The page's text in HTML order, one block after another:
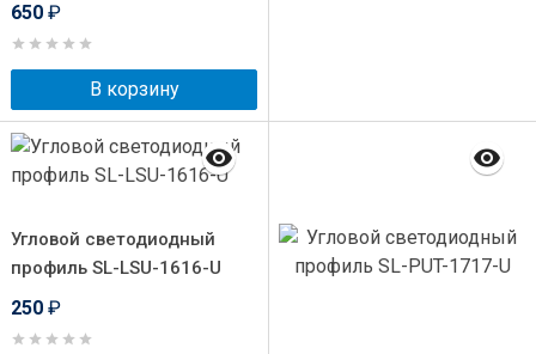
650 ₽
В корзину
Угловой светодиодный
профиль SL-LSU-1616-U
250 ₽